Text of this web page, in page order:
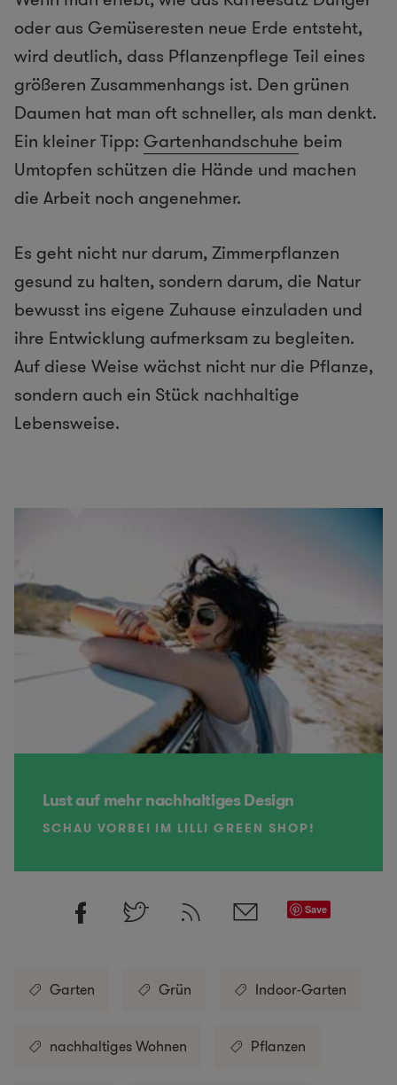
oder aus Gemüseresten neue Erde entsteht,
wird deutlich, dass Pflanzenpflege Teil eines
größeren Zusammenhangs ist. Den grünen
Daumen hat man oft schneller, als man denkt.
Ein kleiner Tipp: Gartenhandschuhe beim
Umtopfen schützen die Hände und machen
die Arbeit noch angenehmer.
Es geht nicht nur darum, Zimmerpflanzen
gesund zu halten, sondern darum, die Natur
bewusst ins eigene Zuhause einzuladen und
ihre Entwicklung aufmerksam zu begleiten.
Auf diese Weise wächst nicht nur die Pflanze,
sondern auch ein Stück nachhaltige
Lebensweise.
Lust auf mehr nachhaltiges Design
SCHAU VORBEI IM LILLI GREEN SHOP!
Save
Garten Grün Indoor-Garten
nachhaltiges Wohnen Pflanzen